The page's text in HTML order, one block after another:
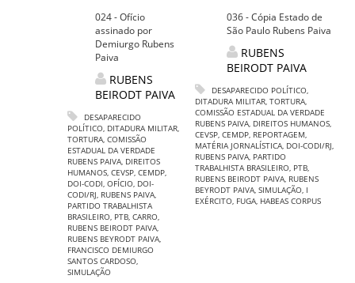
024 - Ofício
assinado por
Demiurgo Rubens
Paiva
RUBENS
BEIRODT PAIVA
DESAPARECIDO
POLÍTICO, DITADURA MILITAR,
TORTURA, COMISSÃO
ESTADUAL DA VERDADE
RUBENS PAIVA, DIREITOS
HUMANOS, CEVSP, CEMDP,
DOI-CODI, OFÍCIO, DOI-
CODI/RJ, RUBENS PAIVA,
PARTIDO TRABALHISTA
BRASILEIRO, PTB, CARRO,
RUBENS BEIRODT PAIVA,
RUBENS BEYRODT PAIVA,
FRANCISCO DEMIURGO
SANTOS CARDOSO,
SIMULAÇÃO
036 - Cópia Estado de
São Paulo Rubens Paiva
RUBENS
BEIRODT PAIVA
DESAPARECIDO POLÍTICO,
DITADURA MILITAR, TORTURA,
COMISSÃO ESTADUAL DA VERDADE
RUBENS PAIVA, DIREITOS HUMANOS,
CEVSP, CEMDP, REPORTAGEM,
MATÉRIA JORNALÍSTICA, DOI-CODI/RJ,
RUBENS PAIVA, PARTIDO
TRABALHISTA BRASILEIRO, PTB,
RUBENS BEIRODT PAIVA, RUBENS
BEYRODT PAIVA, SIMULAÇÃO, I
EXÉRCITO, FUGA, HABEAS CORPUS